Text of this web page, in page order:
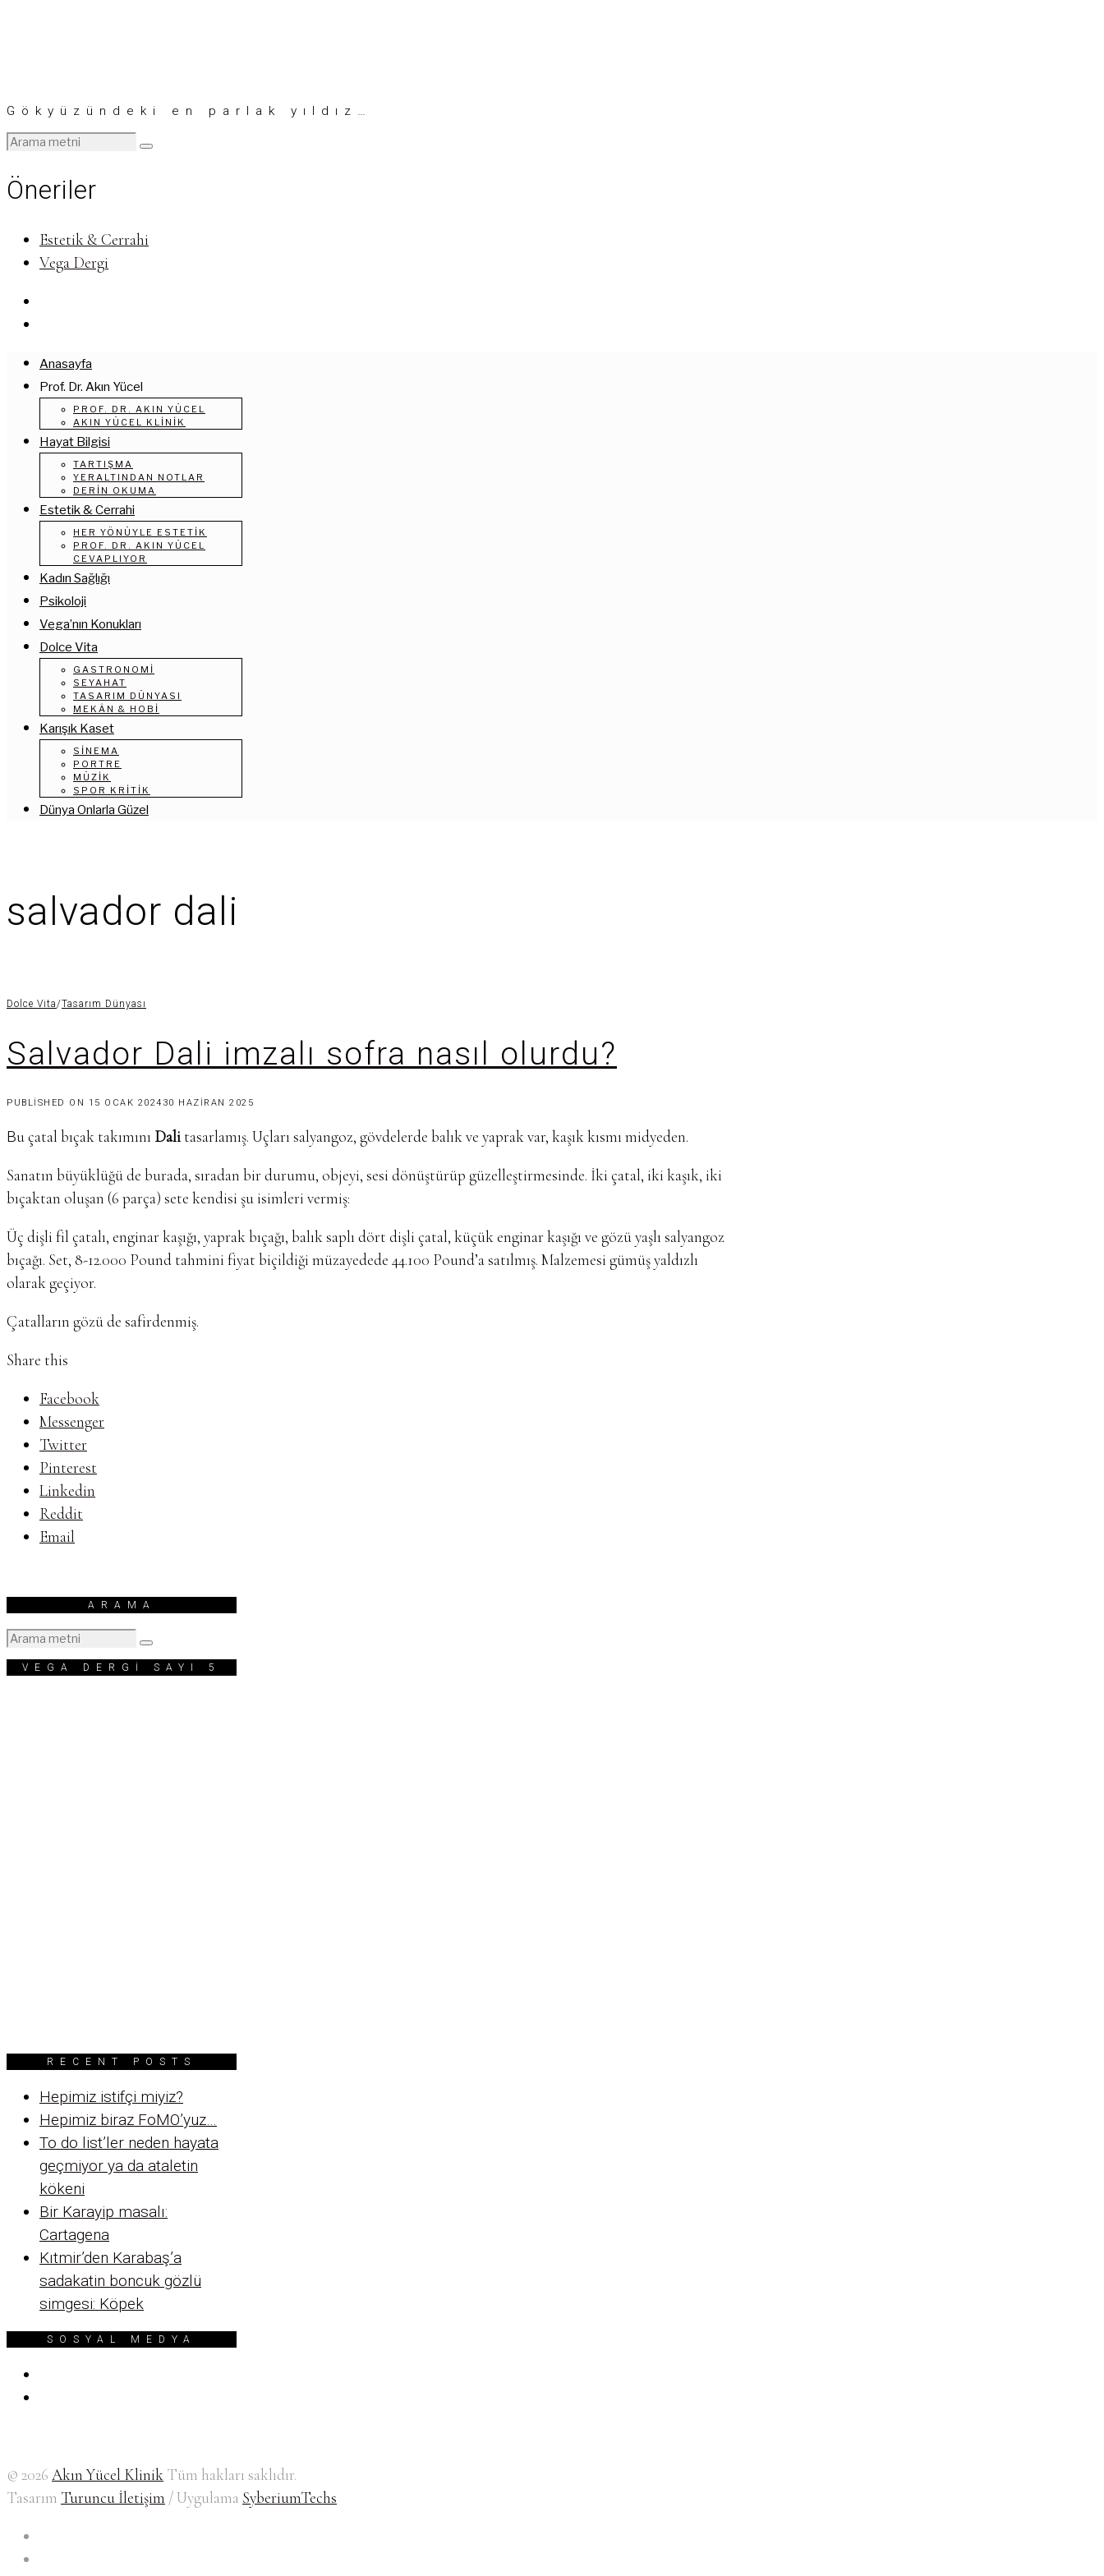
Gökyüzündeki en parlak yıldız…
Öneriler
Estetik & Cerrahi
Vega Dergi
Anasayfa
Prof. Dr. Akın Yücel
PROF. DR. AKIN YÜCEL
AKIN YÜCEL KLINIK
Hayat Bilgisi
TARTIŞMA
YERALTINDAN NOTLAR
DERIN OKUMA
Estetik & Cerrahi
HER YÖNÜYLE ESTETIK
PROF. DR. AKIN YÜCEL
CEVAPLIYOR
Kadın Sağlığı
Psikoloji
Vega’nın Konukları
Dolce Vita
GASTRONOMI
SEYAHAT
TASARIM DÜNYASI
MEKÂN & HOBI
Karışık Kaset
SINEMA
PORTRE
MÜZIK
SPOR KRITIK
Dünya Onlarla Güzel
salvador dali
Dolce Vita/Tasarım Dünyası
Salvador Dali imzalı sofra nasıl olurdu?
PUBLISHED ON 15 OCAK 2024 30 HAZIRAN 2025
Bu çatal bıçak takımını Dali tasarlamış. Uçları salyangoz, gövdelerde balık ve yaprak var, kaşık kısmı midyeden.
Sanatın büyüklüğü de burada, sıradan bir durumu, objeyi, sesi dönüştürüp güzelleştirmesinde. İki çatal, iki kaşık, iki
bıçaktan oluşan (6 parça) sete kendisi şu isimleri vermiş:
Üç dişli fil çatalı, enginar kaşığı, yaprak bıçağı, balık saplı dört dişli çatal, küçük enginar kaşığı ve gözü yaşlı salyangoz
bıçağı. Set, 8-12.000 Pound tahmini fiyat biçildiği müzayedede 44.100 Pound’a satılmış. Malzemesi gümüş yaldızlı
olarak geçiyor.
Çatalların gözü de safirdenmiş.
Share this
Facebook
Messenger
Twitter
Pinterest
Linkedin
Reddit
Email
ARAMA
VEGA DERGİ SAYI 5
RECENT POSTS
Hepimiz istifçi miyiz?
Hepimiz biraz FoMO’yuz…
To do list’ler neden hayata
geçmiyor ya da ataletin
kökeni
Bir Karayip masalı:
Cartagena
Kıtmir’den Karabaş’a
sadakatin boncuk gözlü
simgesi: Köpek
SOSYAL MEDYA
© 2026 Akın Yücel Klinik Tüm hakları saklıdır.
Tasarım Turuncu İletişim / Uygulama SyberiumTechs